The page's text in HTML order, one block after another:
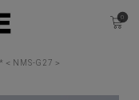
0
＜NMS-G27＞